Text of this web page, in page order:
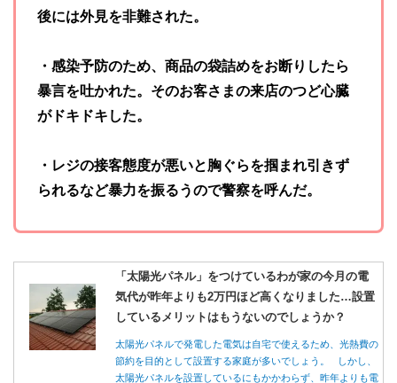
後には外見を非難された。
・感染予防のため、商品の袋詰めをお断りしたら
暴言を吐かれた。そのお客さまの来店のつど心臓
がドキドキした。
・レジの接客態度が悪いと胸ぐらを掴まれ引きず
られるなど暴力を振るうので警察を呼んだ。
「太陽光パネル」をつけているわが家の今月の電
気代が昨年よりも2万円ほど高くなりました…設置
しているメリットはもうないのでしょうか？
太陽光パネルで発電した電気は自宅で使えるため、光熱費の
節約を目的として設置する家庭が多いでしょう。 しかし、
太陽光パネルを設置しているにもかかわらず、昨年よりも電